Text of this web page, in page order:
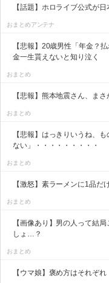
【話題】ホロライブ公式が
おまとめアンテナ
【悲報】20歳男性「年金？
金一生貰えないと知り泣く
おまとめ
【悲報】熊本地震さん、ま
おまとめ
【悲報】はっきりいうね、
ない」・・・・・・・・・
おまとめ
【激怒】素ラーメンに1品
おまとめ
【画像あり】男の人って結
しょ…？
おまとめ
【ウマ娘】褒め方はそれぞれ